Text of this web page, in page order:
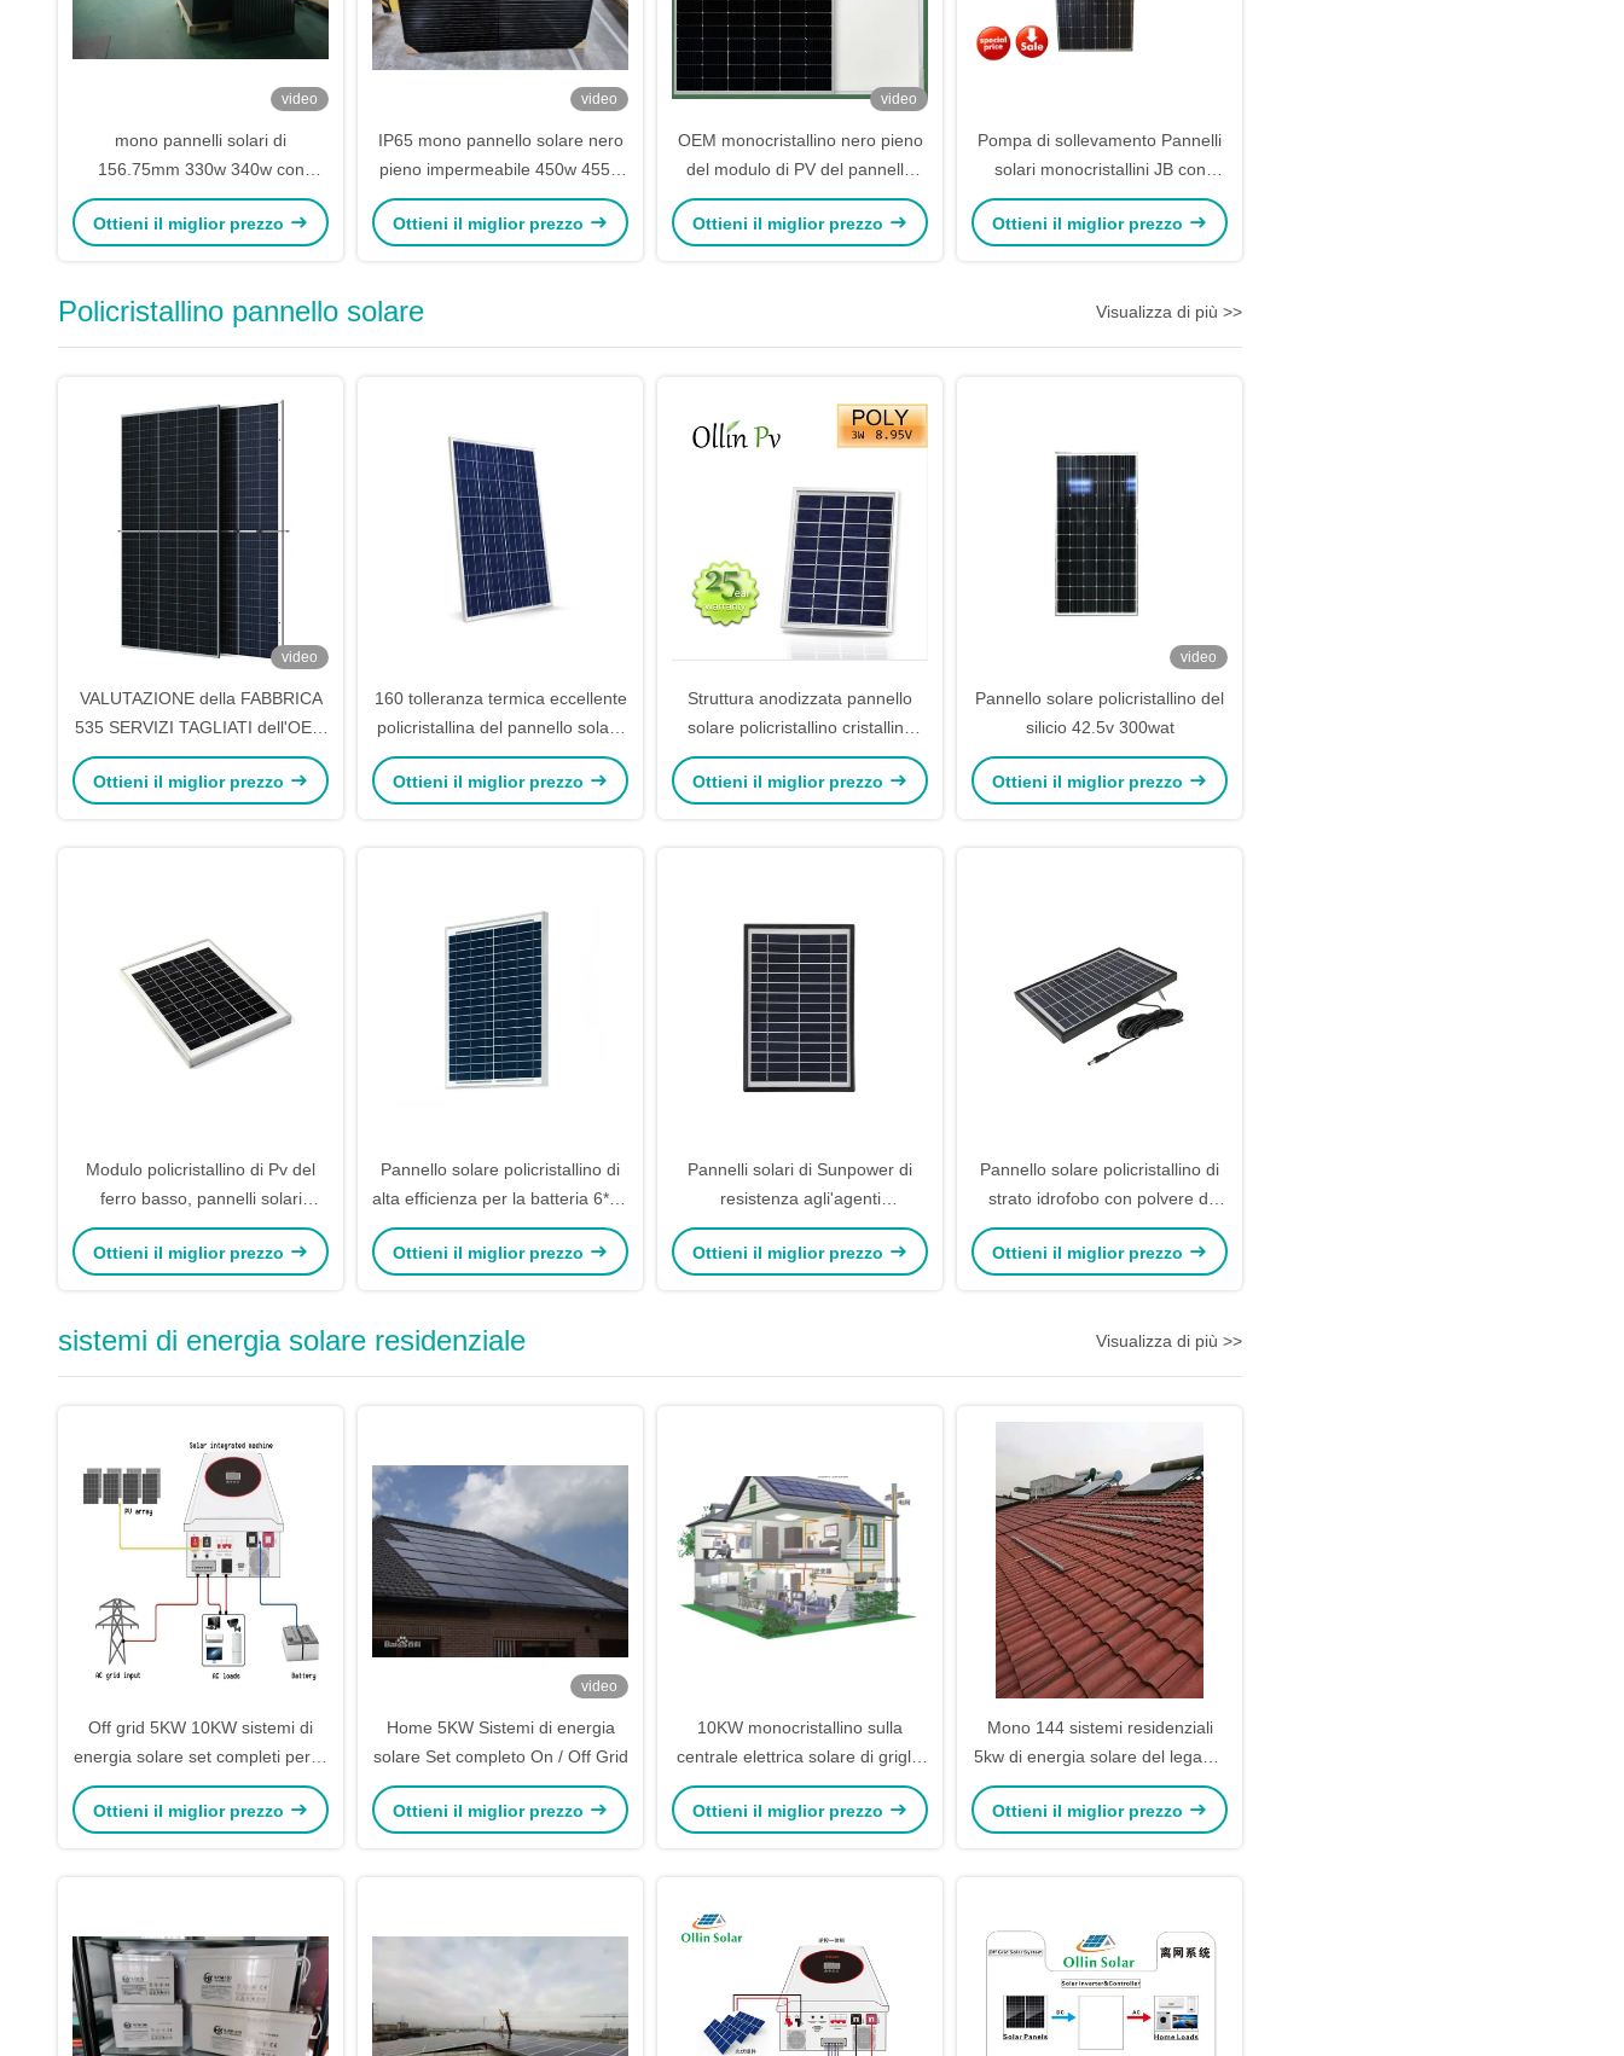
video
mono pannelli solari di
156.75mm 330w 340w con
Backsheet nero
Ottieni il miglior prezzo
video
IP65 mono pannello solare nero
pieno impermeabile 450w 455w
460w
Ottieni il miglior prezzo
video
OEM monocristallino nero pieno
del modulo di PV del pannello
solare di 540w 550w 560w
Ottieni il miglior prezzo
Pompa di sollevamento Pannelli
solari monocristallini JB con
connettore a filo da 0,9 m
Ottieni il miglior prezzo
Policristallino pannello solare Visualizza di più >>
video
VALUTAZIONE della FABBRICA
535 SERVIZI TAGLIATI dell'OEM
delle CELLULE TECHONOLOGY
dei PANNELLI SOLARI di 540W
Ottieni il miglior prezzo
160 tolleranza termica eccellente
policristallina del pannello solare
1480*680*40mm di watt
Ottieni il miglior prezzo
Struttura anodizzata pannello
solare policristallino cristallino
della lega di alluminio dei moduli
di PV
Ottieni il miglior prezzo
video
Pannello solare policristallino del
silicio 42.5v 300wat
Ottieni il miglior prezzo
Modulo policristallino di Pv del
ferro basso, pannelli solari
industriali su misura
Ottieni il miglior prezzo
Pannello solare policristallino di
alta efficienza per la batteria 6*10
della tassa
Ottieni il miglior prezzo
Pannelli solari di Sunpower di
resistenza agli'agenti
atmosferici/pannelli solari leggeri
Ottieni il miglior prezzo
Pannello solare policristallino di
strato idrofobo con polvere di
superficie minima
Ottieni il miglior prezzo
sistemi di energia solare residenziale Visualizza di più >>
Off grid 5KW 10KW sistemi di
energia solare set completi per la
casa
Ottieni il miglior prezzo
video
Home 5KW Sistemi di energia
solare Set completo On / Off Grid
Ottieni il miglior prezzo
10KW monocristallino sulla
centrale elettrica solare di griglia
per energia rinnovabile
Ottieni il miglior prezzo
Mono 144 sistemi residenziali
5kw di energia solare del legame
di griglia delle cellule
Ottieni il miglior prezzo